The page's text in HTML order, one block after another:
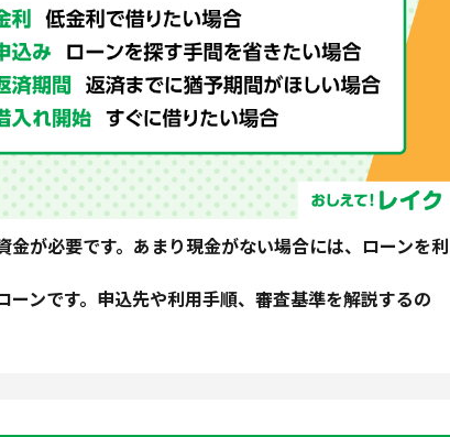
が必要です。あまり現金がない場合には、ローンを利
ンです。申込先や利用手順、審査基準を解説するの